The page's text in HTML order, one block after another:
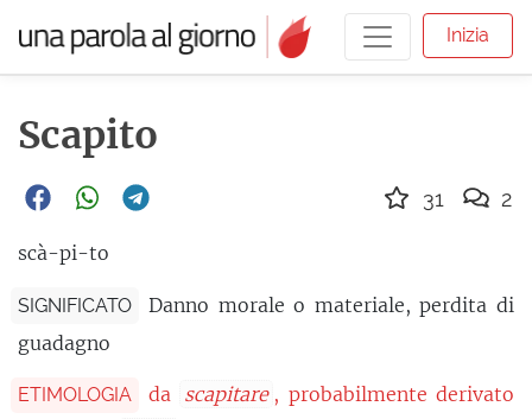
Inizia
Scapito
scà-pi-to
SIGNIFICATO
Danno morale o materiale, perdita di
guadagno
ETIMOLOGIA da scapitare , probabilmente derivato
31 2